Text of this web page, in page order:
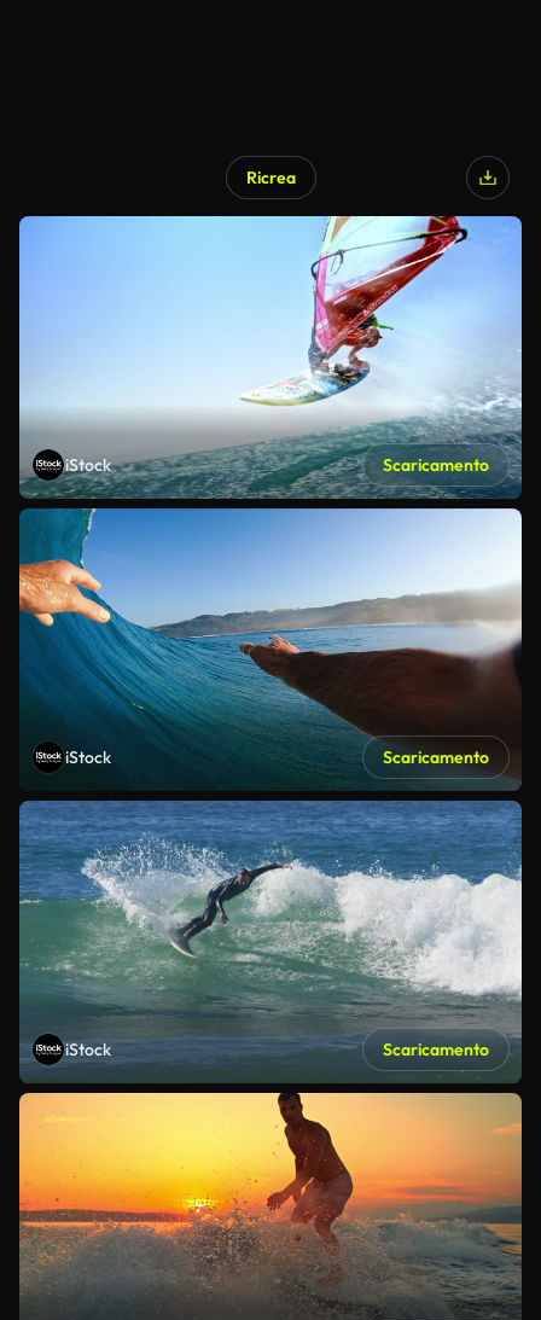
Ricrea
iStock Scaricamento
iStock Scaricamento
iStock Scaricamento